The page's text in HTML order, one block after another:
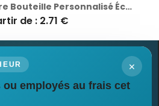
Tire-Bouchon Ouvre Bouteille Personnalisé Économique pour Sommeliers Mansen
de : 2.71 €
×
employés au frais cet
Newsletter